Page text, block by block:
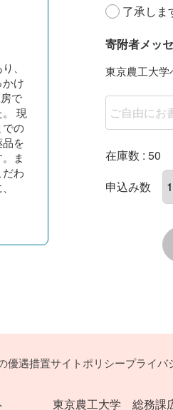
、
け
で
現
での
を
ま
わ
了承しま
寄附者メッ
在庫数 50
優遇措置サイトポリシープライバ
東京農工大学 総務課